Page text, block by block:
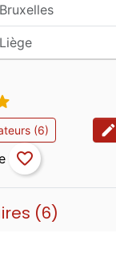
(6) edit
favorite_border
(6)